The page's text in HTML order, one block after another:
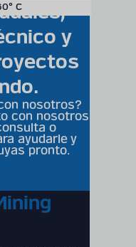
C
y
nosotros?
con nosotros
o
ayudarle y
pronto.